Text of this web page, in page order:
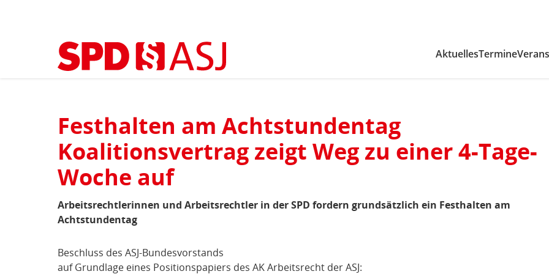
Hauptnavigation
AktuellesTermine
Arbeitsrecht
Festhalten am Achtstundentag
Koalitionsvertrag zeigt Weg zu einer 4-Tage-
Woche auf
Arbeitsrechtlerinnen und Arbeitsrechtler in der SPD fordern grundsätzlich ein Festhalten am
Achtstundentag
Beschluss des ASJ-Bundesvorstands
auf Grundlage eines Positionspapiers des AK Arbeitsrecht der ASJ: